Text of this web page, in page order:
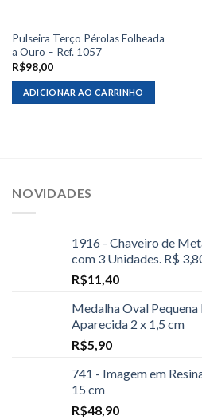
Pulseira Terço Pérolas Folheada
a Ouro – Ref. 1057
R$98,00
ADICIONAR AO CARRINHO
NOVIDADES
1916 - Chaveiro de
com 3 Unidades. R$
R$11,40
Medalha Oval Pequena
Aparecida 2 x 1,5 cm
R$5,90
741 - Imagem em
15 cm
R$48,90